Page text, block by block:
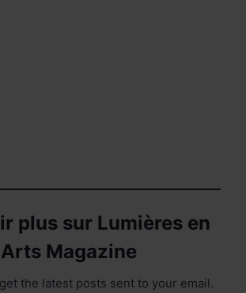
plus sur Lumières en
Arts Magazine
the latest posts sent to your email.